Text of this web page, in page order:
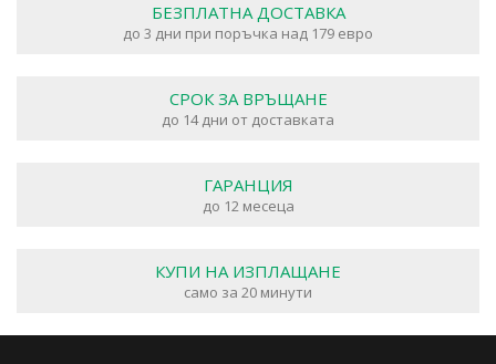
БЕЗПЛАТНА ДОСТАВКА
до 3 дни при поръчка над 179 евро
СРОК ЗА ВРЪЩАНЕ
до 14 дни от доставката
ГАРАНЦИЯ
до 12 месеца
КУПИ НА ИЗПЛАЩАНЕ
само за 20 минути